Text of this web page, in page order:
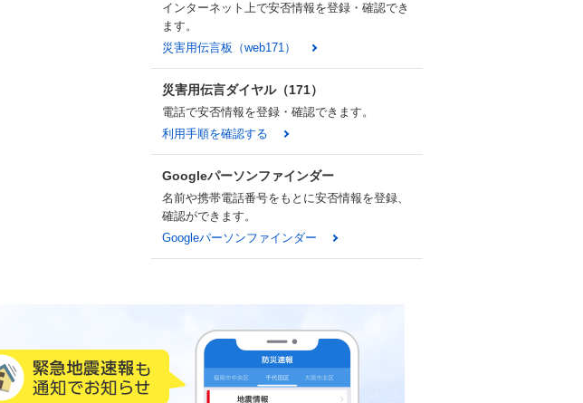
インターネット上で安否情報を登録・確認でき
ます。
災害用伝言板（web171）
災害用伝言ダイヤル（171）
電話で安否情報を登録・確認できます。
利用手順を確認する
Googleパーソンファインダー
名前や携帯電話番号をもとに安否情報を登録、
確認ができます。
Googleパーソンファインダー